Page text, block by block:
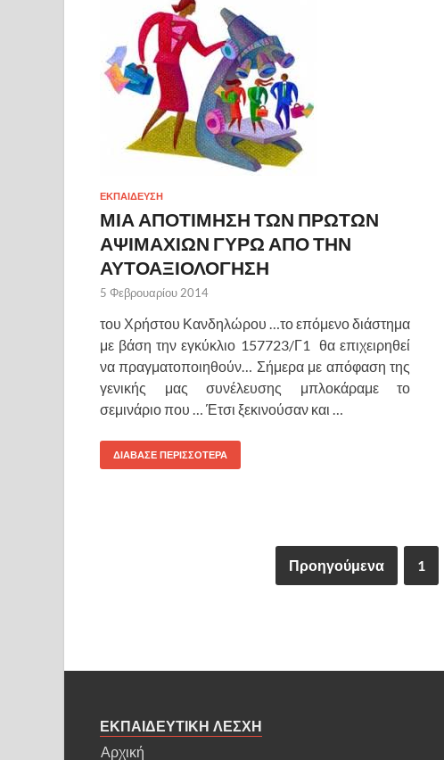
ΕΚΠΑΙΔΕΥΣΗ
ΜΙΑ ΑΠΟΤΙΜΗΣΗ ΤΩΝ ΠΡΩΤΩΝ
ΑΨΙΜΑΧΙΩΝ ΓΥΡΩ ΑΠΟ ΤΗΝ
ΑΥΤΟΑΞΙΟΛΟΓΗΣΗ
5 Φεβρουαρίου 2014
του Χρήστου Κανδηλώρου …το επόμενο διάστημα
με βάση την εγκύκλιο 157723/Γ1 θα επιχειρηθεί
να πραγματοποιηθούν… Σήμερα με απόφαση της
γενικής μας συνέλευσης μπλοκάραμε το
σεμινάριο που … Έτσι ξεκινούσαν και …
ΔΙΑΒΑΣΕ ΠΕΡΙΣΣΟΤΕΡΑ
Προηγούμενα 1
ΕΚΠΑΙΔΕΥΤΙΚΗ ΛΕΣΧΗ
Αρχική